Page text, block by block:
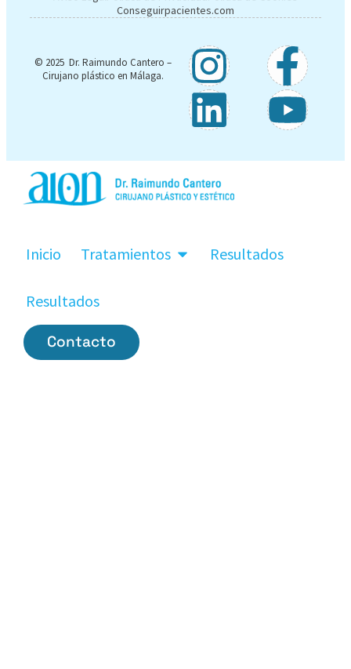
Conseguirpacientes.com
© 2025 Dr. Raimundo Cantero –
Cirujano plástico en Málaga.
Inicio Tratamientos Resultados
Resultados
Contacto